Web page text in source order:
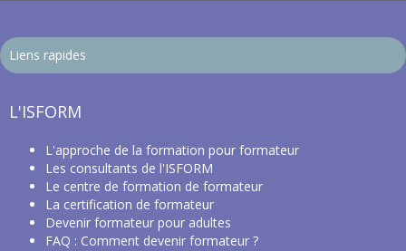
Liens rapides
L'ISFORM
L'approche de la formation pour formateur
Les consultants de l'ISFORM
Le centre de formation de formateur
La certification de formateur
Devenir formateur pour adultes
FAQ : Comment devenir formateur ?